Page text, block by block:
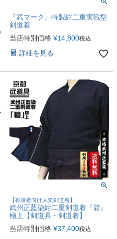
『武マーク』特製紺二重実戦型
剣道着
当店特別価格 ¥14,800税込
詳細を見る
【有段者向け人気剣道着】
武州正藍染紺二重剣道着『碧』
極上【剣道具・剣道着】
当店特別価格 ¥37,400税込